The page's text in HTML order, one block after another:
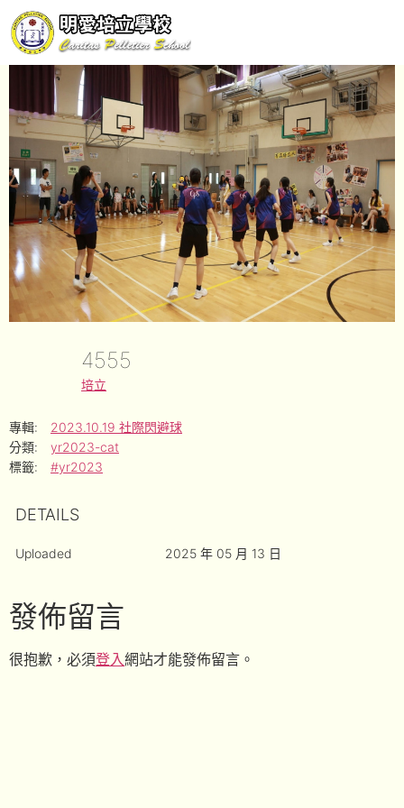
4555
培立
專輯:
2023.10.19 社際閃避球
分類:
yr2023-cat
標籤:
#yr2023
DETAILS
Uploaded 2025 年 05 月 13 日
發佈留言
很抱歉，必須登入網站才能發佈留言。